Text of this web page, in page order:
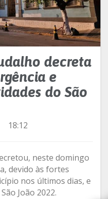
decreta
e
do São
18:12
neste domingo
devido às fortes
nos últimos dias, e
João 2022.